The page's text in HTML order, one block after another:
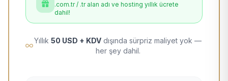
.com.tr / .tr alan adı ve hosting yıllık ücrete
dahil!
Yıllık 50 USD + KDV dışında sürpriz maliyet yok —
her şey dahil.